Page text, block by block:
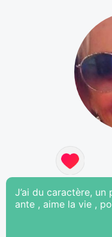
J’ai du caractère,
ante , aime la vie ,